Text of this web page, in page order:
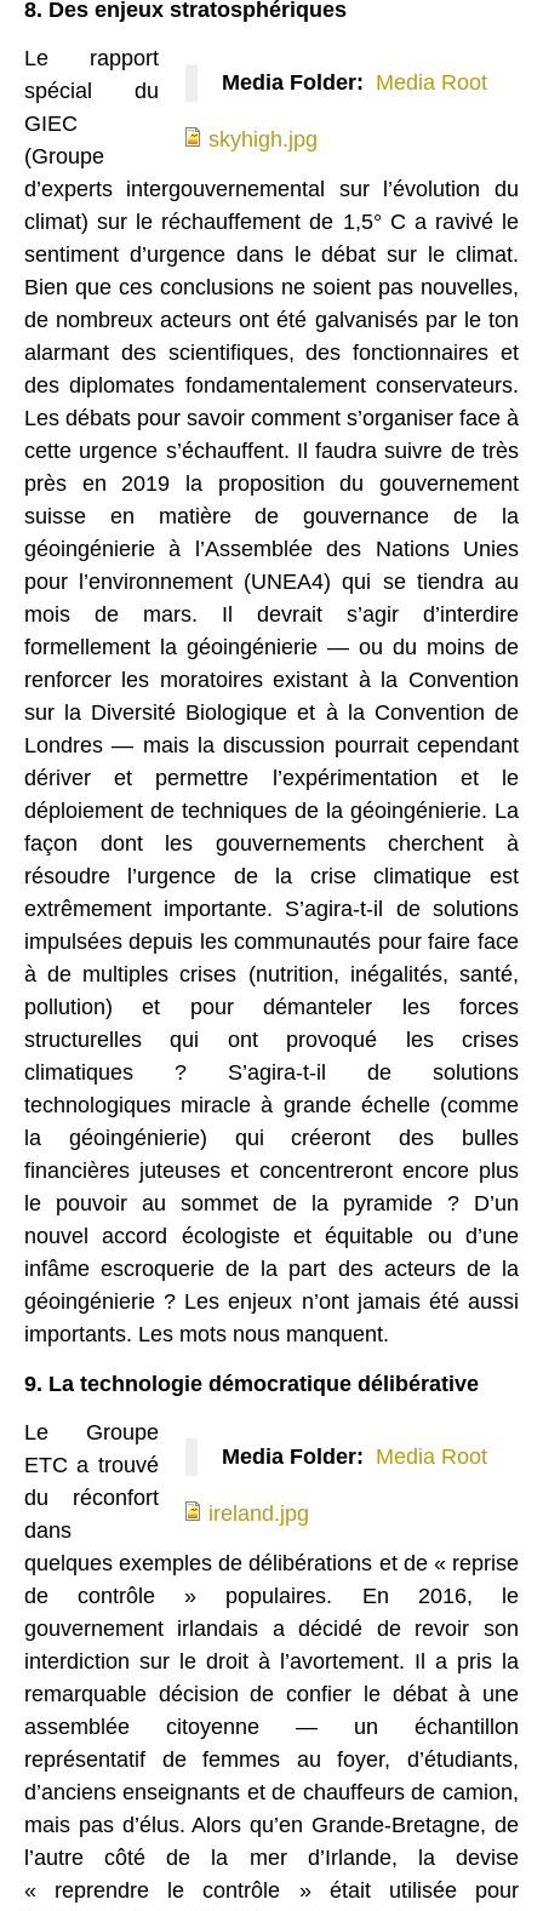
8. Des enjeux stratosphériques
Media Folder: Media Root
skyhigh.jpg
Le rapport
spécial du
GIEC
(Groupe
d’experts intergouvernemental sur l’évolution du
climat) sur le réchauffement de 1,5° C a ravivé le
sentiment d’urgence dans le débat sur le climat.
Bien que ces conclusions ne soient pas nouvelles,
de nombreux acteurs ont été galvanisés par le ton
alarmant des scientifiques, des fonctionnaires et
des diplomates fondamentalement conservateurs.
Les débats pour savoir comment s’organiser face à
cette urgence s’échauffent. Il faudra suivre de très
près en 2019 la proposition du gouvernement
suisse en matière de gouvernance de la
géoingénierie à l’Assemblée des Nations Unies
pour l’environnement (UNEA4) qui se tiendra au
mois de mars. Il devrait s’agir d’interdire
formellement la géoingénierie — ou du moins de
renforcer les moratoires existant à la Convention
sur la Diversité Biologique et à la Convention de
Londres — mais la discussion pourrait cependant
dériver et permettre l’expérimentation et le
déploiement de techniques de la géoingénierie. La
façon dont les gouvernements cherchent à
résoudre l’urgence de la crise climatique est
extrêmement importante. S’agira-t-il de solutions
impulsées depuis les communautés pour faire face
à de multiples crises (nutrition, inégalités, santé,
pollution) et pour démanteler les forces
structurelles qui ont provoqué les crises
climatiques ? S’agira-t-il de solutions
technologiques miracle à grande échelle (comme
la géoingénierie) qui créeront des bulles
financières juteuses et concentreront encore plus
le pouvoir au sommet de la pyramide ? D’un
nouvel accord écologiste et équitable ou d’une
infâme escroquerie de la part des acteurs de la
géoingénierie ? Les enjeux n’ont jamais été aussi
importants. Les mots nous manquent.
9. La technologie démocratique délibérative
Media Folder: Media Root
ireland.jpg
Le Groupe
ETC a trouvé
du réconfort
dans
quelques exemples de délibérations et de « reprise
de contrôle » populaires. En 2016, le
gouvernement irlandais a décidé de revoir son
interdiction sur le droit à l’avortement. Il a pris la
remarquable décision de confier le débat à une
assemblée citoyenne — un échantillon
représentatif de femmes au foyer, d’étudiants,
d’anciens enseignants et de chauffeurs de camion,
mais pas d’élus. Alors qu’en Grande-Bretagne, de
l’autre côté de la mer d’Irlande, la devise
« reprendre le contrôle » était utilisée pour